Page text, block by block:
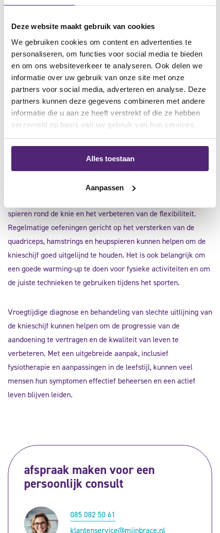
Deze website maakt gebruik van cookies
We gebruiken cookies om content en advertenties te
personaliseren, om functies voor social media te bieden
en om ons websiteverkeer te analyseren. Ook delen we
informatie over uw gebruik van onze site met onze
partners voor social media, adverteren en analyse. Deze
partners kunnen deze gegevens combineren met andere
informatie die u aan ze heeft verstrekt of die ze hebben
verzameld op basis van uw gebruik van hun services.
Alles toestaan
Aanpassen
supplement kunnen tijdelijk verlichting bieden. In ernstige
uitlijning van de knieschijf te corrigeren. Chirurgische opties
variëren van artroscopische procedures om losse stukjes
kraakbeen te verwijderen tot complexe reconstructies om de
anatomie van de knie aan te passen.
Leefstijl en preventie
spieren rond de knie en het verbeteren van de flexibiliteit.
Regelmatige oefeningen gericht op het versterken van de
quadriceps, hamstrings en heupspieren kunnen helpen om de
knieschijf goed uitgelijnd te houden. Het is ook belangrijk om
een goede warming-up te doen voor fysieke activiteiten en om
de juiste technieken te gebruiken tijdens het sporten.
Vroegtijdige diagnose en behandeling van slechte uitlijning van
de knieschijf kunnen helpen om de progressie van de
aandoening te vertragen en de kwaliteit van leven te
verbeteren. Met een uitgebreide aanpak, inclusief
fysiotherapie en aanpassingen in de leefstijl, kunnen veel
mensen hun symptomen effectief beheersen en een actief
leven blijven leiden.
afspraak maken voor een
persoonlijk consult
085 082 50 61
klantenservice@mijnbrace.nl